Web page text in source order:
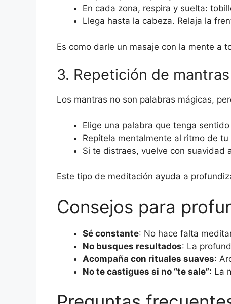
En cada zona, respira y suelta:
Llega hasta la cabeza. Relaja la
Es como darle un masaje con la mente a
3. Repetición de mantras
Los mantras no son palabras mágicas,
Elige una palabra que tenga
Repítela mentalmente al ritmo de tu
Si te distraes, vuelve con suavidad
Este tipo de meditación ayuda a
Consejos para
Sé constante: No hace falta
No busques resultados: La
Acompaña con rituales suaves:
No te castigues si no “te sale”: La